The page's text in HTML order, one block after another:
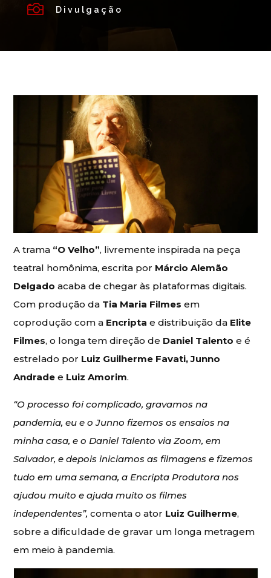
 Divulgação
A trama “O Velho”, livremente inspirada na peça
teatral homônima, escrita por Márcio Alemão
Delgado acaba de chegar às plataformas digitais.
Com produção da Tia Maria Filmes em
coprodução com a Encripta e distribuição da Elite
Filmes, o longa tem direção de Daniel Talento e é
estrelado por Luiz Guilherme Favati, Junno
Andradee Luiz Amorim.
“O processo foi complicado, gravamos na
pandemia, eu e o Junno fizemos os ensaios na
minha casa, e o Daniel Talento via Zoom, em
Salvador, e depois iniciamos as filmagens e fizemos
tudo em uma semana, a Encripta Produtora nos
ajudou muito e ajuda muito os filmes
independentes”,comenta o ator Luiz Guilherme,
sobre a dificuldade de gravar um longa metragem
em meio à pandemia.